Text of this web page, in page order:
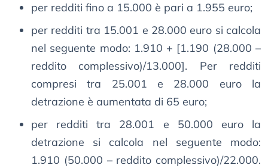
per redditi fino a 15.000 è pari a 1.955 euro;
per redditi tra 15.001 e 28.000 euro si calcola
nel seguente modo: 1.910 + [1.190 (28.000 –
reddito complessivo)/13.000]. Per redditi
compresi tra 25.001 e 28.000 euro la
detrazione è aumentata di 65 euro;
per redditi tra 28.001 e 50.000 euro la
detrazione si calcola nel seguente modo:
1.910 (50.000 – reddito complessivo)/22.000.